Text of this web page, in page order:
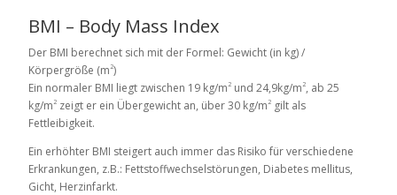
BMI – Body Mass Index
Der BMI berechnet sich mit der Formel: Gewicht (in kg) /
Körpergröße (m2)
Ein normaler BMI liegt zwischen 19 kg/m2 und 24,9kg/m2, ab 25
kg/m2 zeigt er ein Übergewicht an, über 30 kg/m2 gilt als
Fettleibigkeit.
Ein erhöhter BMI steigert auch immer das Risiko für verschiedene
Erkrankungen, z.B.: Fettstoffwechselstörungen, Diabetes mellitus,
Gicht, Herzinfarkt.